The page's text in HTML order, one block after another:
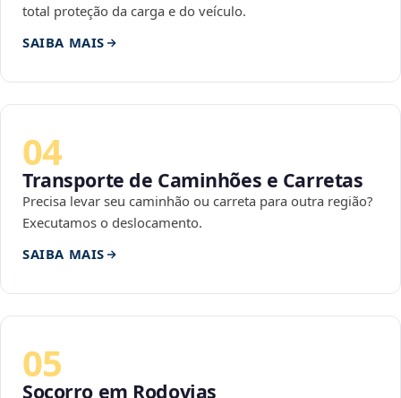
total proteção da carga e do veículo.
SAIBA MAIS
04
Transporte de Caminhões e Carretas
Precisa levar seu caminhão ou carreta para outra região?
Executamos o deslocamento.
SAIBA MAIS
05
Socorro em Rodovias